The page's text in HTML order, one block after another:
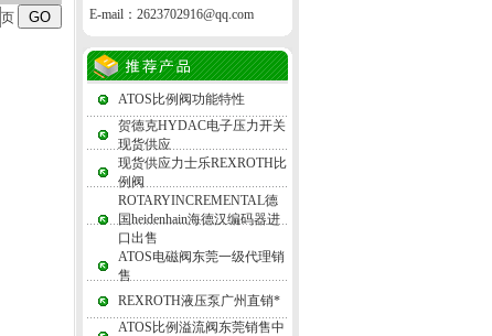
页
E-mail： 2623702916@qq.com
ATOS比例阀功能特性
贺德克HYDAC电子压力开关
现货供应
现货供应力士乐REXROTH比
例阀
ROTARYINCREMENTAL德
国heidenhain海德汉编码器进
口出售
ATOS电磁阀东莞一级代理销
售
REXROTH液压泵广州直销*
ATOS比例溢流阀东莞销售中